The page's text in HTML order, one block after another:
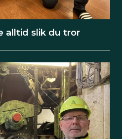
alltid slik du tror